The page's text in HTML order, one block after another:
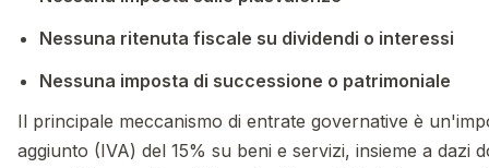
Nessuna ritenuta fiscale su dividendi o interessi
Nessuna imposta di successione o patrimoniale
Il principale meccanismo di entrate governative è
aggiunto (IVA) del 15% su beni e servizi, insieme a dazi